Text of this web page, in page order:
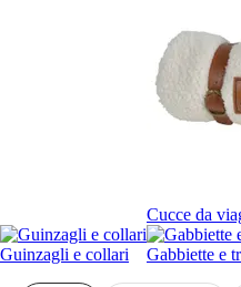
Cucce da
Guinzagli e collari Gabbiette e